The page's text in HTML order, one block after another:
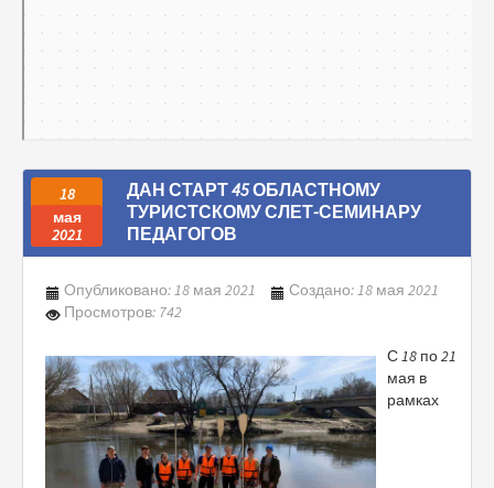
18
мая
2021
ДАН СТАРТ 45 ОБЛАСТНОМУ
ТУРИСТСКОМУ СЛЕТ-СЕМИНАРУ
ПЕДАГОГОВ
Опубликовано: 18 мая 2021
Создано: 18 мая 2021
Просмотров: 742
С 18 по 21
мая в
рамках